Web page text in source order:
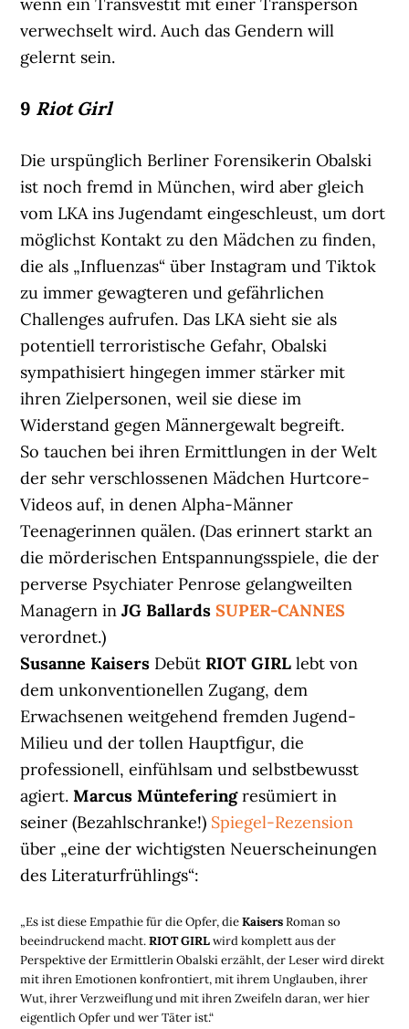
wenn ein Transvestit mit einer Transperson
verwechselt wird. Auch das Gendern will
gelernt sein.
9 Riot Girl
Die urspünglich Berliner Forensikerin Obalski
ist noch fremd in München, wird aber gleich
vom LKA ins Jugendamt eingeschleust, um dort
möglichst Kontakt zu den Mädchen zu finden,
die als „Influenzas“ über Instagram und Tiktok
zu immer gewagteren und gefährlichen
Challenges aufrufen. Das LKA sieht sie als
potentiell terroristische Gefahr, Obalski
sympathisiert hingegen immer stärker mit
ihren Zielpersonen, weil sie diese im
Widerstand gegen Männergewalt begreift.
So tauchen bei ihren Ermittlungen in der Welt
der sehr verschlossenen Mädchen Hurtcore-
Videos auf, in denen Alpha-Männer
Teenagerinnen quälen. (Das erinnert starkt an
die mörderischen Entspannungsspiele, die der
perverse Psychiater Penrose gelangweilten
Managern inJG BallardsSUPER-CANNES
verordnet.)
Susanne Kaisers DebütRIOT GIRL lebt von
dem unkonventionellen Zugang, dem
Erwachsenen weitgehend fremden Jugend-
Milieu und der tollen Hauptfigur, die
professionell, einfühlsam und selbstbewusst
agiert.Marcus Münteferingresümiert in
seiner (Bezahlschranke!) Spiegel-Rezension
über „eine der wichtigsten Neuerscheinungen
des Literaturfrühlings“:
„Es ist diese Empathie für die Opfer, dieKaisersRoman so
beeindruckend macht.RIOT GIRLwird komplett aus der
Perspektive der Ermittlerin Obalski erzählt, der Leser wird direkt
mit ihren Emotionen konfrontiert, mit ihrem Unglauben, ihrer
Wut, ihrer Verzweiflung und mit ihren Zweifeln daran, wer hier
eigentlich Opfer und wer Täter ist.“